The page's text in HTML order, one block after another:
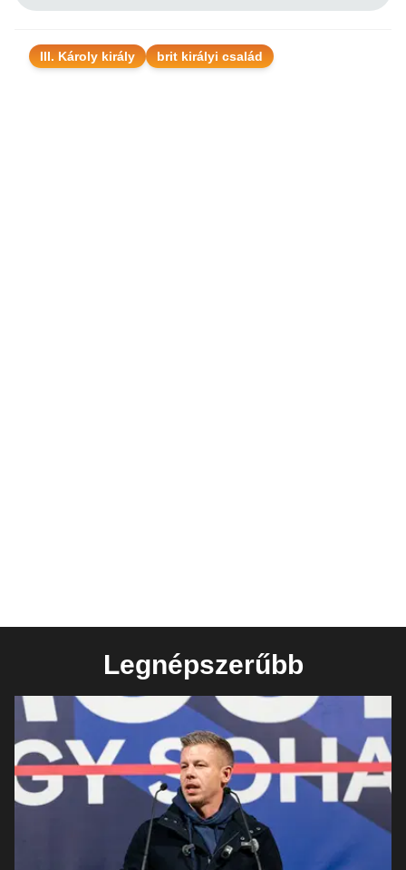
III. Károly király brit királyi család
Legnépszerűbb